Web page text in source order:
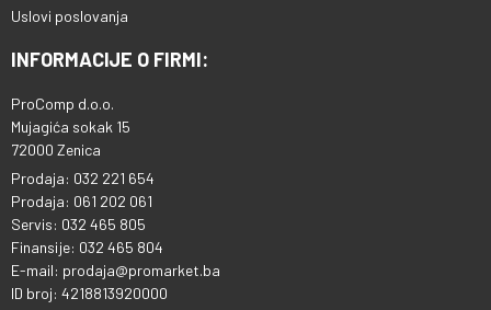
Uslovi poslovanja
INFORMACIJE O FIRMI:
ProComp d.o.o.
Mujagića sokak 15
72000 Zenica
Prodaja: 032 221 654
Prodaja: 061 202 061
Servis: 032 465 805
Finansije: 032 465 804
E-mail: prodaja@promarket.ba
ID broj: 4218813920000